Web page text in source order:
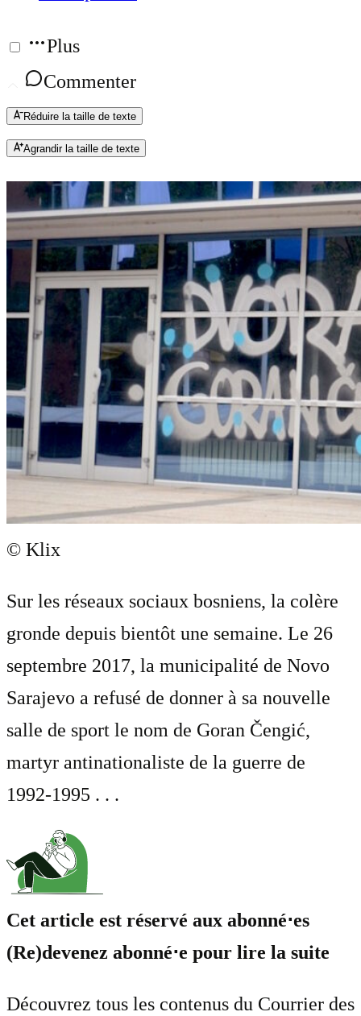
Plus
Commenter
Réduire la taille de texte
Agrandir la taille de texte
© Klix
Sur les réseaux sociaux bosniens, la colère
gronde depuis bientôt une semaine. Le 26
septembre 2017, la municipalité de Novo
Sarajevo a refusé de donner à sa nouvelle
salle de sport le nom de Goran Čengić,
martyr antinationaliste de la guerre de
1992-1995 . . .
Cet article est réservé aux abonné⋅es
(Re)devenez abonné⋅e pour lire la suite
Découvrez tous les contenus du Courrier des